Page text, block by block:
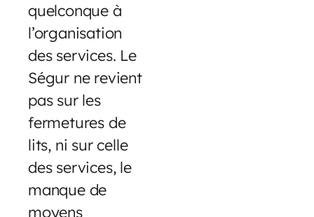
quelconque à
l’organisation
des services. Le
Ségur ne revient
pas sur les
fermetures de
lits, ni sur celle
des services, le
manque de
moyens